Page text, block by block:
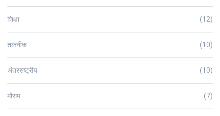
शिक्षा (12)
तकनीक (10)
अंतरराष्ट्रीय (10)
मौसम (7)